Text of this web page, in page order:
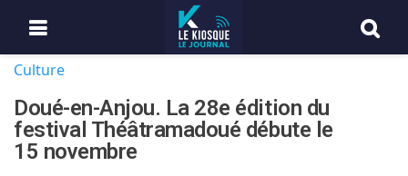
Culture
Doué-en-Anjou. La 28e édition du
festival Théâtramadoué débute le
15 novembre